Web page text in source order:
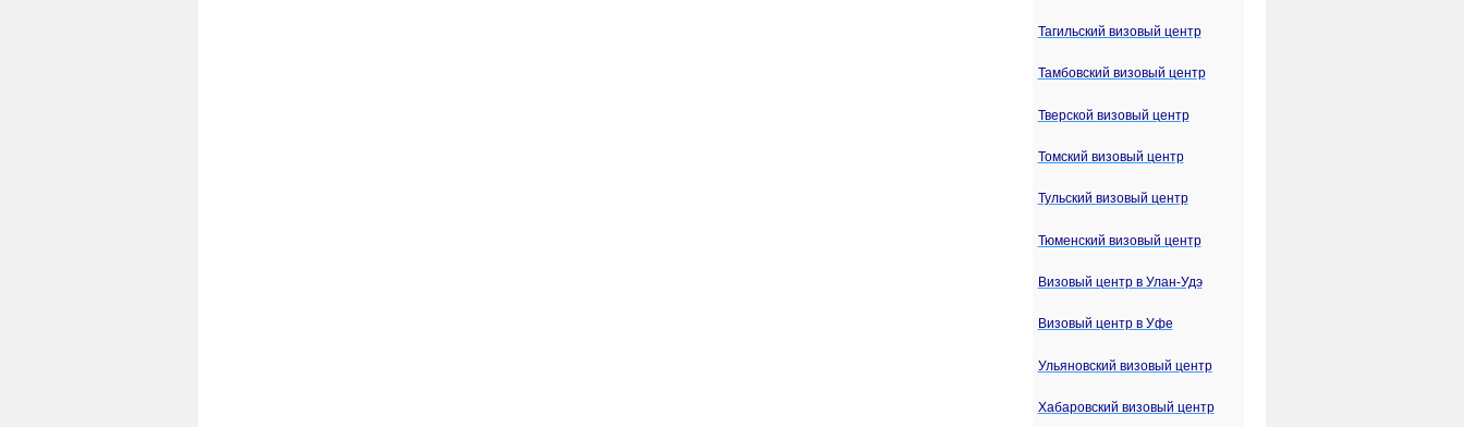
Тагильский визовый центр
Тамбовский визовый центр
Тверской визовый центр
Томский визовый центр
Тульский визовый центр
Тюменский визовый центр
Визовый центр в Улан-Удэ
Визовый центр в Уфе
Ульяновский визовый центр
Хабаровский визовый центр